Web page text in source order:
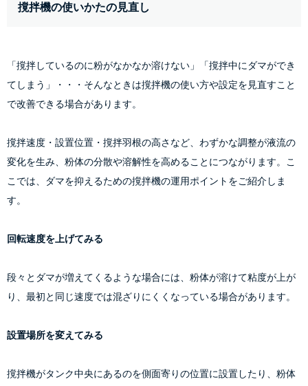
撹拌機の使いかたの見直し
「撹拌しているのに粉がなかなか溶けない」「撹拌中にダマができ
てしまう」・・・そんなときは撹拌機の使い方や設定を見直すこと
で改善できる場合があります。
撹拌速度・設置位置・撹拌羽根の高さなど、わずかな調整が液流の
変化を生み、粉体の分散や溶解性を高めることにつながります。こ
こでは、ダマを抑えるための撹拌機の運用ポイントをご紹介しま
す。
回転速度を上げてみる
段々とダマが増えてくるような場合には、粉体が溶けて粘度が上が
り、最初と同じ速度では混ざりにくくなっている場合があります。
設置場所を変えてみる
撹拌機がタンク中央にあるのを側面寄りの位置に設置したり、粉体